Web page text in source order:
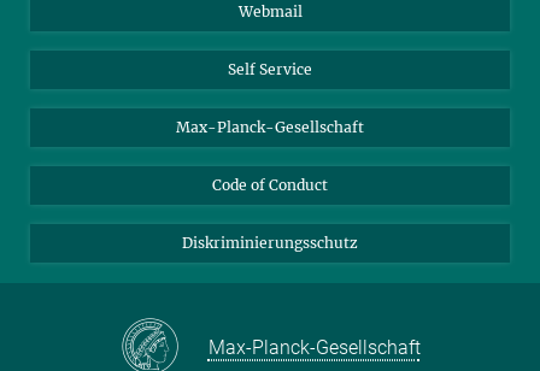
Kolloidchemie
Nachhaltige und Bio-inspirierte Materialien
Webmail
Self Service
Max-Planck-Gesellschaft
Code of Conduct
Diskriminierungsschutz
Max-Planck-Gesellschaft